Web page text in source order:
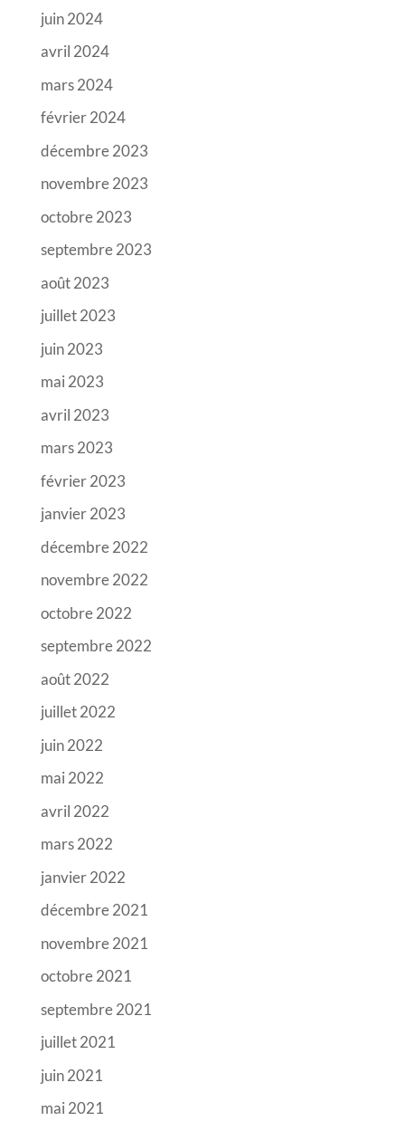
juin 2024
avril 2024
mars 2024
février 2024
décembre 2023
novembre 2023
octobre 2023
septembre 2023
août 2023
juillet 2023
juin 2023
mai 2023
avril 2023
mars 2023
février 2023
janvier 2023
décembre 2022
novembre 2022
octobre 2022
septembre 2022
août 2022
juillet 2022
juin 2022
mai 2022
avril 2022
mars 2022
janvier 2022
décembre 2021
novembre 2021
octobre 2021
septembre 2021
juillet 2021
juin 2021
mai 2021